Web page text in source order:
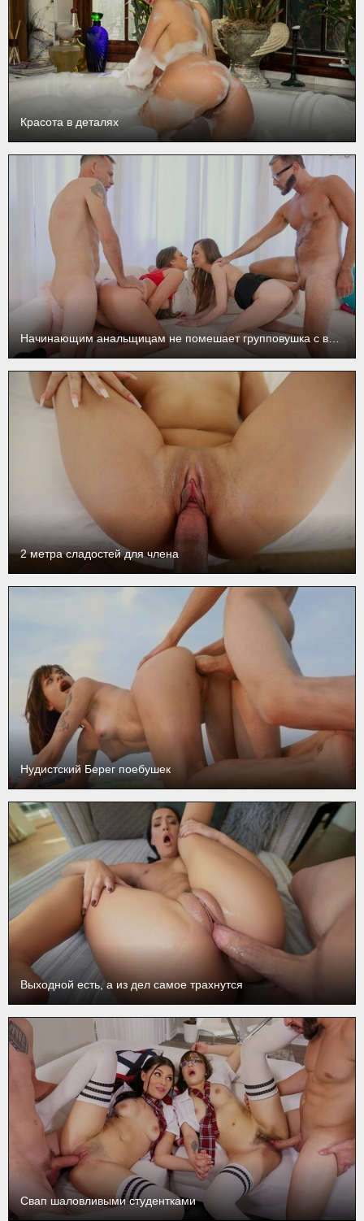
Красота в деталях
2 метра сладостей для члена
Нудистский Берег поебушек
Выходной есть, а из дел самое трахнутся
Свап шаловливыми студентками